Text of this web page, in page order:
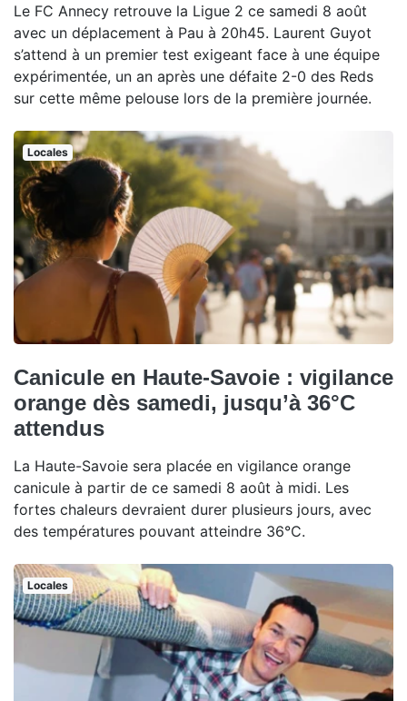
Le FC Annecy retrouve la Ligue 2 ce samedi 8 août
avec un déplacement à Pau à 20h45. Laurent Guyot
s’attend à un premier test exigeant face à une équipe
expérimentée, un an après une défaite 2-0 des Reds
sur cette même pelouse lors de la première journée.
Locales
Canicule en Haute-Savoie : vigilance
orange dès samedi, jusqu’à 36°C
attendus
La Haute-Savoie sera placée en vigilance orange
canicule à partir de ce samedi 8 août à midi. Les
fortes chaleurs devraient durer plusieurs jours, avec
des températures pouvant atteindre 36°C.
Locales